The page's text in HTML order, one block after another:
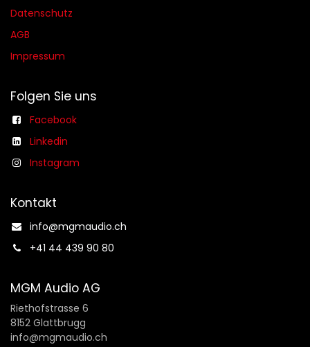
Datenschutz
AGB​​
Impressum
Folgen Sie uns
Facebook
Linkedin
Instagram
Kontakt
info@mgmaudio.ch​
+41 44 439 90 80
MGM Audio AG
Riethofstrasse 6
8152 Glattbrugg
info@mgmaudio.ch